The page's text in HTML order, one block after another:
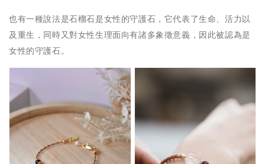
也有一種說法是石榴石是女性的守護石，它代表了生命、活力以
及重生，同時又對女性生理面向有諸多象徵意義，因此被認為是
女性的守護石。